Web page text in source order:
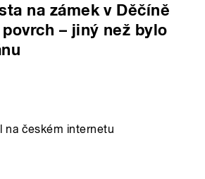
na zámek v Děčíně
– jiný než bylo
na českém internetu